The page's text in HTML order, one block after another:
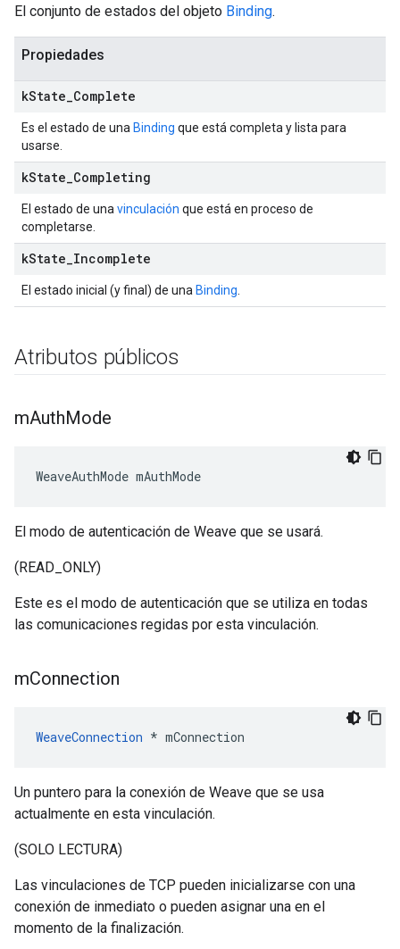
El conjunto de estados del objeto Binding.
Propiedades
kState Complete
Es el estado de una Binding que está completa y lista para
usarse.
kState Completing
El estado de una vinculación que está en proceso de
completarse.
kState Incomplete
El estado inicial (y final) de una Binding
Atributos públicos
mAuthMode
WeaveAuthMode mAuthMode
El modo de autenticación de Weave que se usará.
(READ_ONLY)
Este es el modo de autenticación que se utiliza en todas
las comunicaciones regidas por esta vinculación.
mConnection
WeaveConnection * mConnection
Un puntero para la conexión de Weave que se usa
actualmente en esta vinculación.
(SOLO LECTURA)
Las vinculaciones de TCP pueden inicializarse con una
conexión de inmediato o pueden asignar una en el
momento de la finalización.